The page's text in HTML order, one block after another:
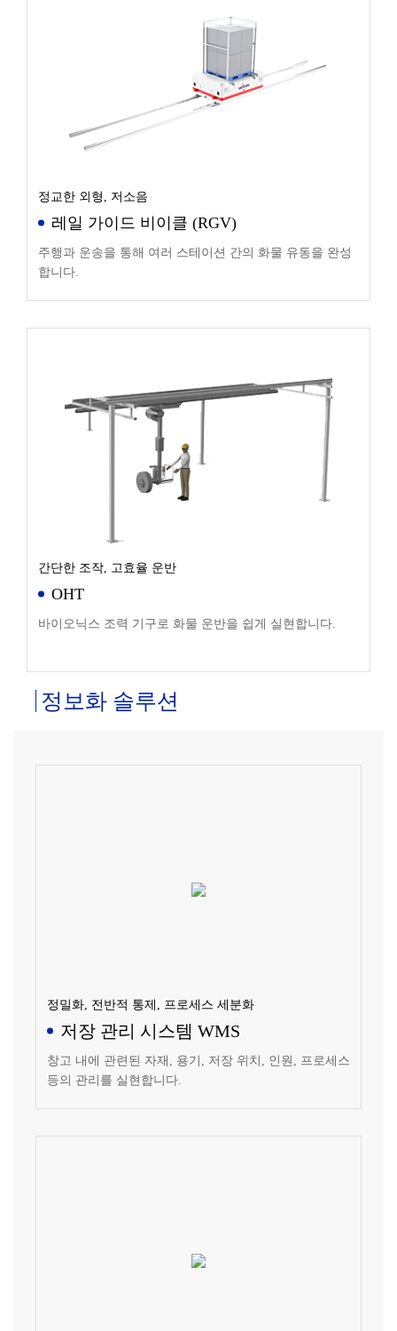
정교한 외형, 저소음
레일 가이드 비이클 (RGV)
주행과 운송을 통해 여러 스테이션 간의 화물 유동을 완성
합니다.
간단한 조작, 고효율 운반
OHT
바이오닉스 조력 기구로 화물 운반을 쉽게 실현합니다.
정보화 솔루션
정밀화, 전반적 통제, 프로세스 세분화
저장 관리 시스템 WMS
창고 내에 관련된 자재, 용기, 저장 위치, 인원, 프로세스
등의 관리를 실현합니다.